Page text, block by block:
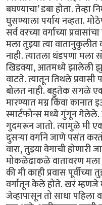
बघण्याचा’ डबा होता. तेव्हा
घुसण्याला पर्याय नव्हता.
सर्व वरच्या वर्गाच्या
मला तुझ्या त्या वातानुकुलीत
नाही. त्यातला थंडपणा मला
खिडक्या, आतमध्ये झालेली
वाटते. त्यातून तिथले
बोलत नाही. बहुतेक सगळे
मारण्यात मग्न किंवा
स्मार्टफोन्स मध्ये गुंगून
गुदमरून जातो. त्यामुळे मी
दुसऱ्या वर्गाने जाणे पसंत
वारा, तुझ्या वेगाची
मोकळेढाकळे वातावरण
की मी काही प्रवास
वर्गातून केले होते. खरं म्हणजे
जेव्हापासून तो साधा पहिला